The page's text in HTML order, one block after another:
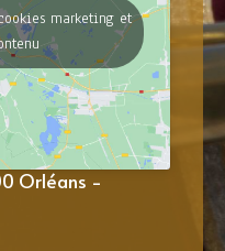
marketing et
Orléans -